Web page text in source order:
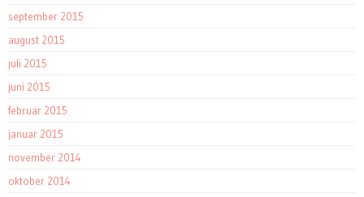
september 2015
august 2015
juli 2015
juni 2015
februar 2015
januar 2015
november 2014
oktober 2014